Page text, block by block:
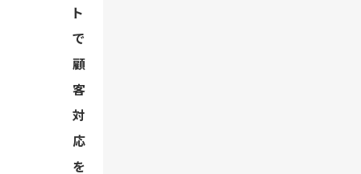
ト
で
顧
客
対
応
を